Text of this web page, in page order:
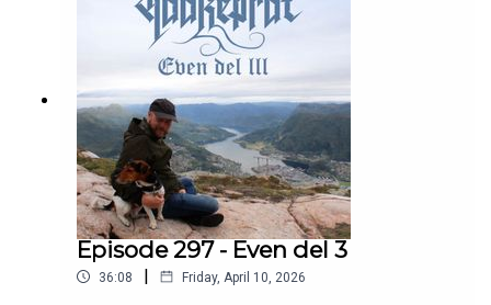
Episode 297 - Even del 3
36:08 | Friday, April 10, 2026